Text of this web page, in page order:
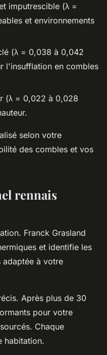
imputrescible (λ =
et environnements
(λ = 0,038 à 0,042
l'insufflation en combles
(λ = 0,022 à 0,028
selon votre
des combles et vos
rennais
Franck Grasland
et identifie les
adaptée à votre
Après plus de 30
pour votre
Chaque
habitation.